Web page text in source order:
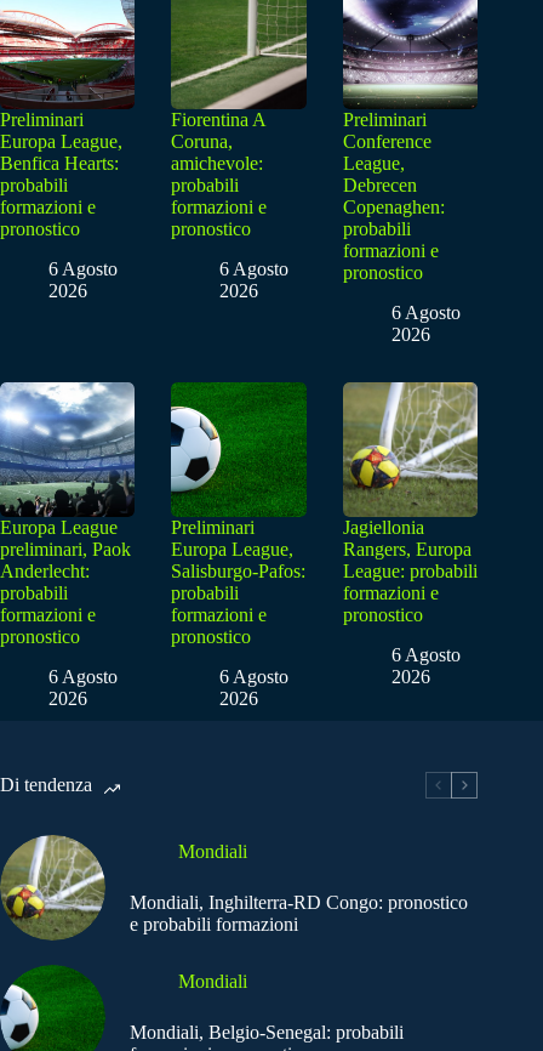
Preliminari
Europa League,
Benfica Hearts:
probabili
formazioni e
pronostico
6 Agosto
2026
Fiorentina A
Coruna,
amichevole:
probabili
formazioni e
pronostico
6 Agosto
2026
Preliminari
Conference
League,
Debrecen
Copenaghen:
probabili
formazioni e
pronostico
6 Agosto
2026
Europa League
preliminari, Paok
Anderlecht:
probabili
formazioni e
pronostico
6 Agosto
2026
Preliminari
Europa League,
Salisburgo-Pafos:
probabili
formazioni e
pronostico
6 Agosto
2026
Jagiellonia
Rangers, Europa
League: probabili
formazioni e
pronostico
6 Agosto
2026
Di tendenza
Mondiali
Mondiali, Inghilterra-RD Congo: pronostico
e probabili formazioni
Mondiali
Mondiali, Belgio-Senegal: probabili